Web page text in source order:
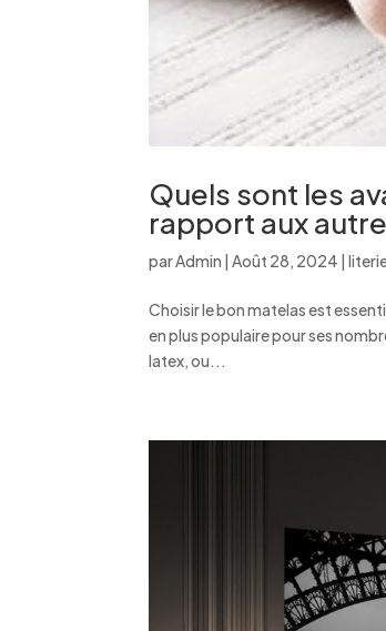
Quels sont les
rapport aux
parAdmin |Août 28, 2024 |
Choisir le bon matelas est
en plus populaire pour ses
latex, ou...